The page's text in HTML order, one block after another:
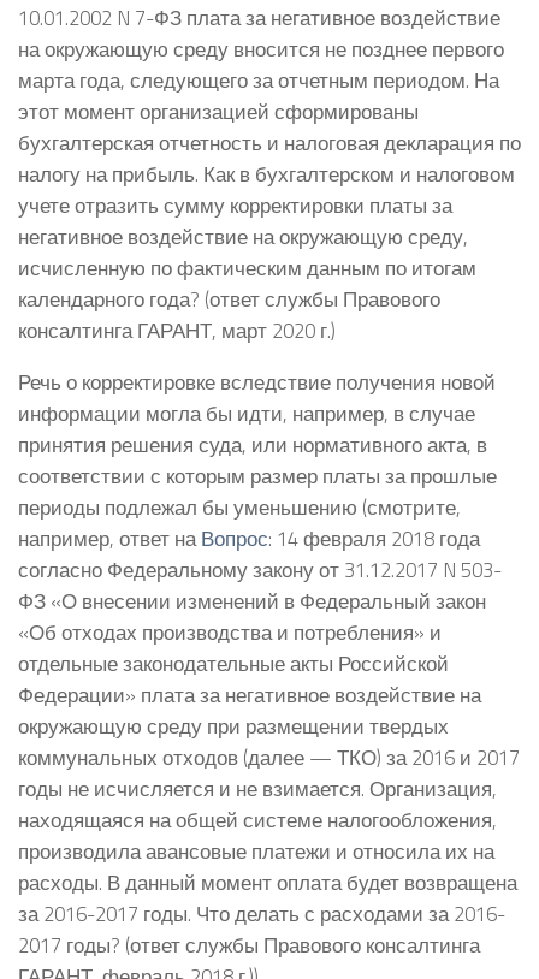
10.01.2002 N 7-ФЗ плата за негативное воздействие
на окружающую среду вносится не позднее первого
марта года, следующего за отчетным периодом. На
этот момент организацией сформированы
бухгалтерская отчетность и налоговая декларация по
налогу на прибыль. Как в бухгалтерском и налоговом
учете отразить сумму корректировки платы за
негативное воздействие на окружающую среду,
исчисленную по фактическим данным по итогам
календарного года? (ответ службы Правового
консалтинга ГАРАНТ, март 2020 г.)
Речь о корректировке вследствие получения новой
информации могла бы идти, например, в случае
принятия решения суда, или нормативного акта, в
соответствии с которым размер платы за прошлые
периоды подлежал бы уменьшению (смотрите,
например, ответ наВопрос: 14 февраля 2018 года
согласно Федеральному закону от 31.12.2017 N 503-
ФЗ «О внесении изменений в Федеральный закон
«Об отходах производства и потребления» и
отдельные законодательные акты Российской
Федерации» плата за негативное воздействие на
окружающую среду при размещении твердых
коммунальных отходов (далее — ТКО) за 2016 и 2017
годы не исчисляется и не взимается. Организация,
находящаяся на общей системе налогообложения,
производила авансовые платежи и относила их на
расходы. В данный момент оплата будет возвращена
за 2016-2017 годы. Что делать с расходами за 2016-
2017 годы? (ответ службы Правового консалтинга